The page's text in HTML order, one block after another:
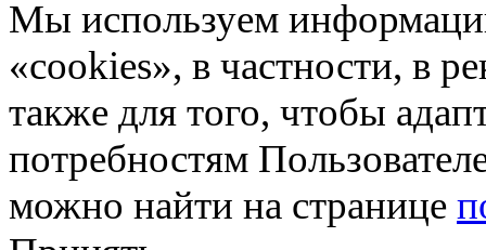
Мы используем
«cookies», в частности, в
также для того, чтобы
потребностям
можно найти на странице